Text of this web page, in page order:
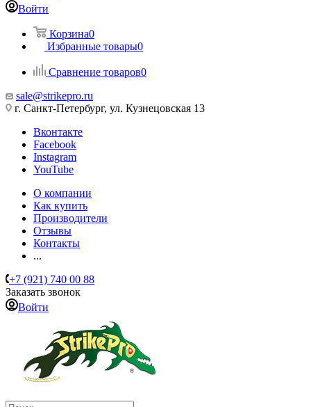
Войти
Корзина0
Избранные товары0
Сравнение товаров0
sale@strikepro.ru
г. Санкт-Петербург, ул. Кузнецовская 13
Вконтакте
Facebook
Instagram
YouTube
О компании
Как купить
Производители
Отзывы
Контакты
...
+7 (921) 740 00 88
Заказать звонок
Войти